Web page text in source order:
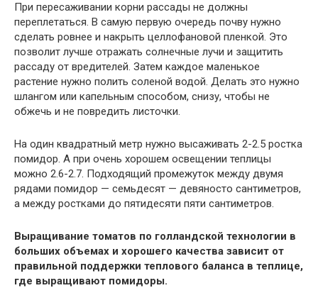
При пересаживании корни рассады не должны
переплетаться. В самую первую очередь почву нужно
сделать ровнее и накрыть целлофановой пленкой. Это
позволит лучше отражать солнечные лучи и защитить
рассаду от вредителей. Затем каждое маленькое
растение нужно полить соленой водой. Делать это нужно
шлангом или капельным способом, снизу, чтобы не
обжечь и не повредить листочки.
На один квадратный метр нужно высаживать 2-2.5 ростка
помидор. А при очень хорошем освещении теплицы
можно 2.6-2.7. Подходящий промежуток между двумя
рядами помидор — семьдесят — девяносто сантиметров,
а между ростками до пятидесяти пяти сантиметров.
Выращивание томатов по голландской технологии в
больших объемах и хорошего качества зависит от
правильной поддержки теплового баланса в теплице,
где выращивают помидоры.